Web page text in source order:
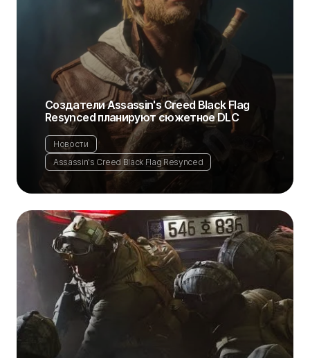
Создатели Assassin's Creed Black Flag
Resynced планируют сюжетное DLC
Новости
Assassin's Creed Black Flag Resynced